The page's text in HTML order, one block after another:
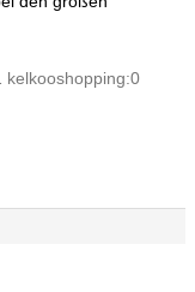
kelkooshopping:0